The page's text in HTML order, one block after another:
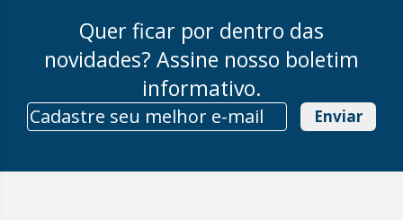
Quer ficar por dentro das
novidades? Assine nosso boletim
informativo.
Enviar